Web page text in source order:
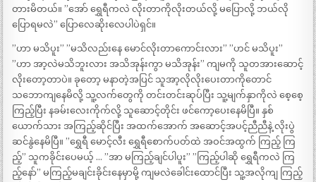
တားမိတယ်။ ”အော် ရွှေရီကလဲ လိုးတာကိုလိုးတယ်လို့ မပြောလို့ ဘယ်လို
ပြောရမလဲ” ပြောလေဆိုးလေပါပဲရှင်။
”ဟာ မသိပူး” ”မသိလည်းနေ မောင်လိုးတာကောင်းလား” ”ဟင် မသိပူး”
”ဟာ အာ့လဲမသိဘူးလား အသိအုန်းကွာ မသိအုန်း” ကျမကို သူတအားဆောင့်
လိုးတော့တာပဲ။ ခုတော့ မနာတဲ့အပြင် သူအာ့လိုလိုးပေးတာကိုတောင်
သဘောကျနေမိလို့ သူ့လက်တွေကို တင်းတင်းဆုပ်ပြီး သူ့မျက်နှာကိုလဲ စေ့စေ့
ကြည့်ပြီး နခမ်းလေးကိုက်လို့ သူဆောင့်တိုင်း ဖင်ကော့ပေးနေမိပြီ။ နှစ်
ယောက်သား အကြည့်ဆိုင်ပြီး အထက်အောက် အဆောင့်အပင့်ညီညီနဲ့ လိုးပွဲ
ဆင်နွဲနေမိပြီ။ ”ရွှေရီ မောင့်လီး ရွှေရီစောက်ပတ်ထဲ အဝင်အထွက် ကြည့် ကြ
ည့်” သူကခိုင်းပေမယ့် … ”အာ မကြည့်ချင်ပါပူး” ”ကြည့်ပါဆို ရွှေရီကလဲ ကြ
ည့်နော်” မကြည့်မချင်းခိုင်းနေမှာမို့ ကျမလဲခေါင်းထောင်ပြီး သူ့အလိုကျ ကြည့်